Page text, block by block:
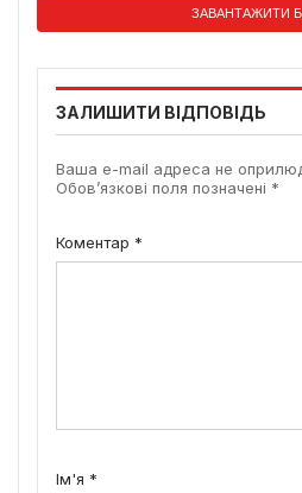
ЗАВАНТАЖИТИ
ЗАЛИШИТИ ВІДПОВІДЬ
Ваша e-mail адреса не
Обов’язкові поля позначені *
Коментар *
Ім'я *